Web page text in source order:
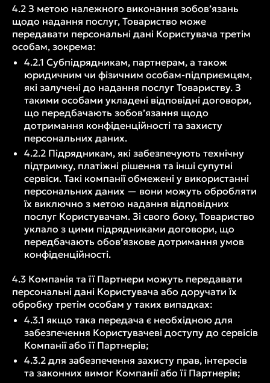
4.2 З метою належного виконання зобов’язань
щодо надання послуг, Товариство може
передавати персональні дані Користувача третім
особам, зокрема:
4.2.1 Субпідрядникам, партнерам, а також
юридичним чи фізичним особам-підприємцям,
які залучені до надання послуг Товариству. З
такими особами укладені відповідні договори,
що передбачають зобов’язання щодо
дотримання конфіденційності та захисту
персональних даних.
4.2.2 Підрядникам, які забезпечують технічну
підтримку, платіжні рішення та інші супутні
сервіси. Такі компанії обмежені у використанні
персональних даних — вони можуть обробляти
їх виключно з метою надання відповідних
послуг Користувачам. Зі свого боку, Товариство
уклало з цими підрядниками договори, що
передбачають обов’язкове дотримання умов
конфіденційності.
4.3 Компанія та її Партнери можуть передавати
персональні дані Користувача або доручати їх
обробку третім особам у таких випадках:
4.3.1 якщо така передача є необхідною для
забезпечення Користувачеві доступу до сервісів
Компанії або її Партнерів;
4.3.2 для забезпечення захисту прав, інтересів
та законних вимог Компанії або її Партнерів;